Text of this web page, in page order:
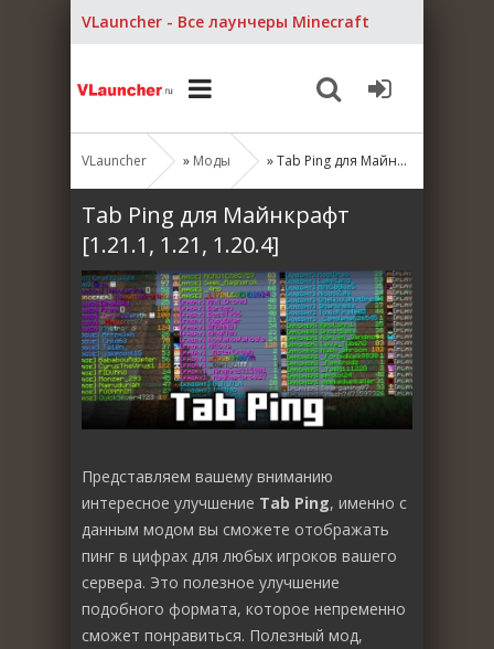
VLauncher - Все лаунчеры Minecraft
VLauncher » Моды » Tab Ping для Майнкрафт [1.21.1, 1.21, 1.20.4]
Tab Ping для Майнкрафт
[1.21.1, 1.21, 1.20.4]
Представляем вашему вниманию
интересное улучшение Tab Ping, именно с
данным модом вы сможете отображать
пинг в цифрах для любых игроков вашего
сервера. Это полезное улучшение
подобного формата, которое непременно
сможет понравиться. Полезный мод,